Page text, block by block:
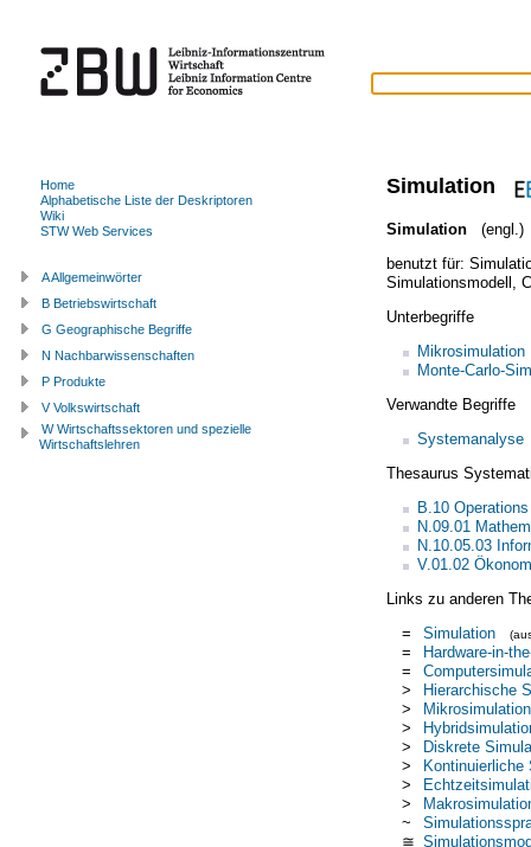
Simulation
Simulation
(engl.)
benutzt für:
Simulationsmodell
Unterbegriffe
Mikrosimulation
Monte-Carlo-
Verwandte Begriffe
Systemanalyse
Thesaurus
B.10
N.09.01
N.10.05.03
V.01.02
Links zu anderen
=
Simulation
=
Hardware-in-
=
>
Hierarchische
>
Mikrosimulation
>
>
Diskrete
>
Kontinuierliche
>
>
~
≅
Home
Alphabetische Liste der Deskriptoren
Wiki
STW Web Services
A Allgemeinwörter
B Betriebswirtschaft
G Geographische Begriffe
N Nachbarwissenschaften
P Produkte
V Volkswirtschaft
W Wirtschaftssektoren und spezielle
Wirtschaftslehren